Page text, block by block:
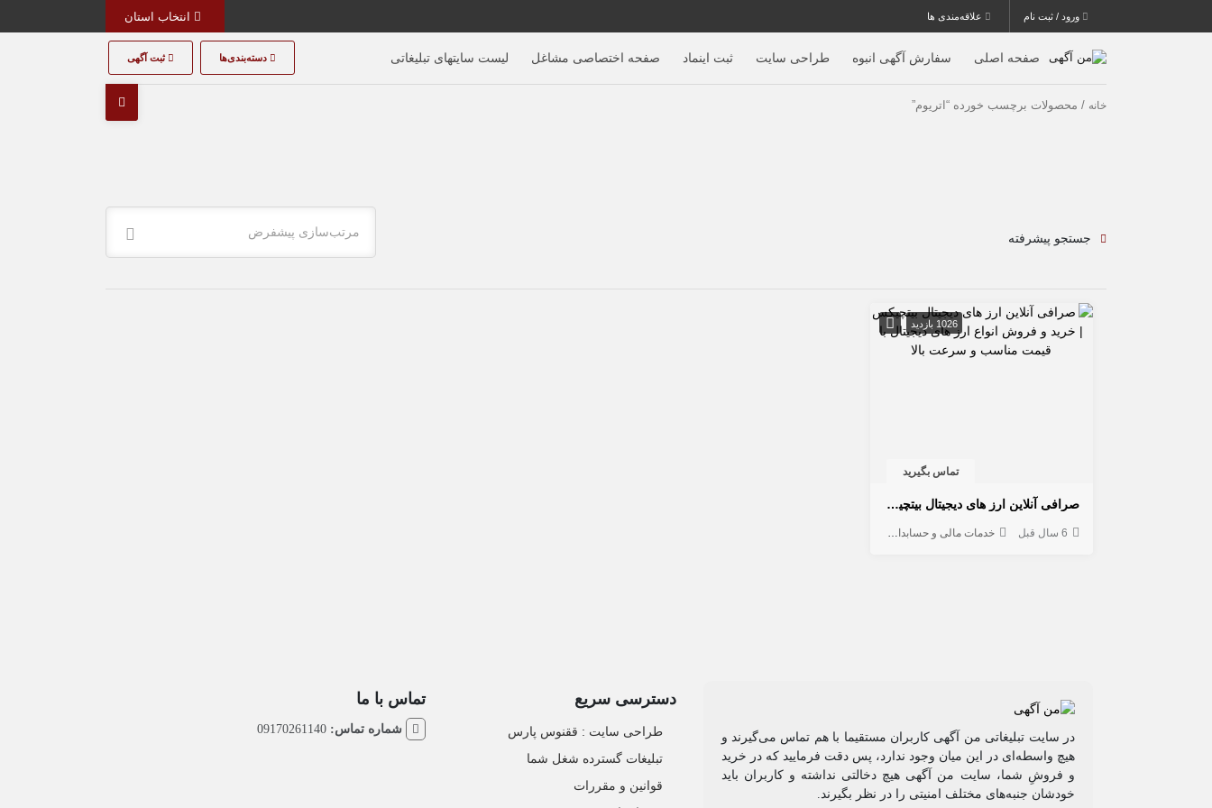
ورود / ثبت نام علاقه‌مندی ها
صفحه اصلی سفارش آگهی انبوه طراحی سایت ثبت اینماد صفحه اختصاصی مشاغل لیست سایتهای تبلیغاتی دسته‌بندی‌ها ثبت آگهی
خانه / محصولات برچسب خورده “اتریوم”
مرتب‌سازی پیشفرض جستجو پیشرفته
1026 بازدید
تماس بگیرید
صرافی آنلاین ارز های دیجیتال بیتچیکس | خرید و فروش انواع ارز های دیجیتال با قیمت مناسب و سرعت بالا
6 سال قبل خدمات مالی و حسابداری
در سایت تبلیغاتی من آگهی کاربران مستقیما با هم تماس می‌گیرند و
هیچ واسطه‌ای در این میان وجود ندارد، پس دقت فرمایید که در خرید
و فروشِ شما، سایت من آگهی هیچ دخالتی نداشته و کاربران باید
خودشان جنبه‌های مختلف امنیتی را در نظر بگیرند.
دسترسی سریع
طراحی سایت :‌ ققنوس پارس
تبلیغات گسترده شغل شما
قوانین و مقررات
تماس با ما
شماره تماس: 09170261140